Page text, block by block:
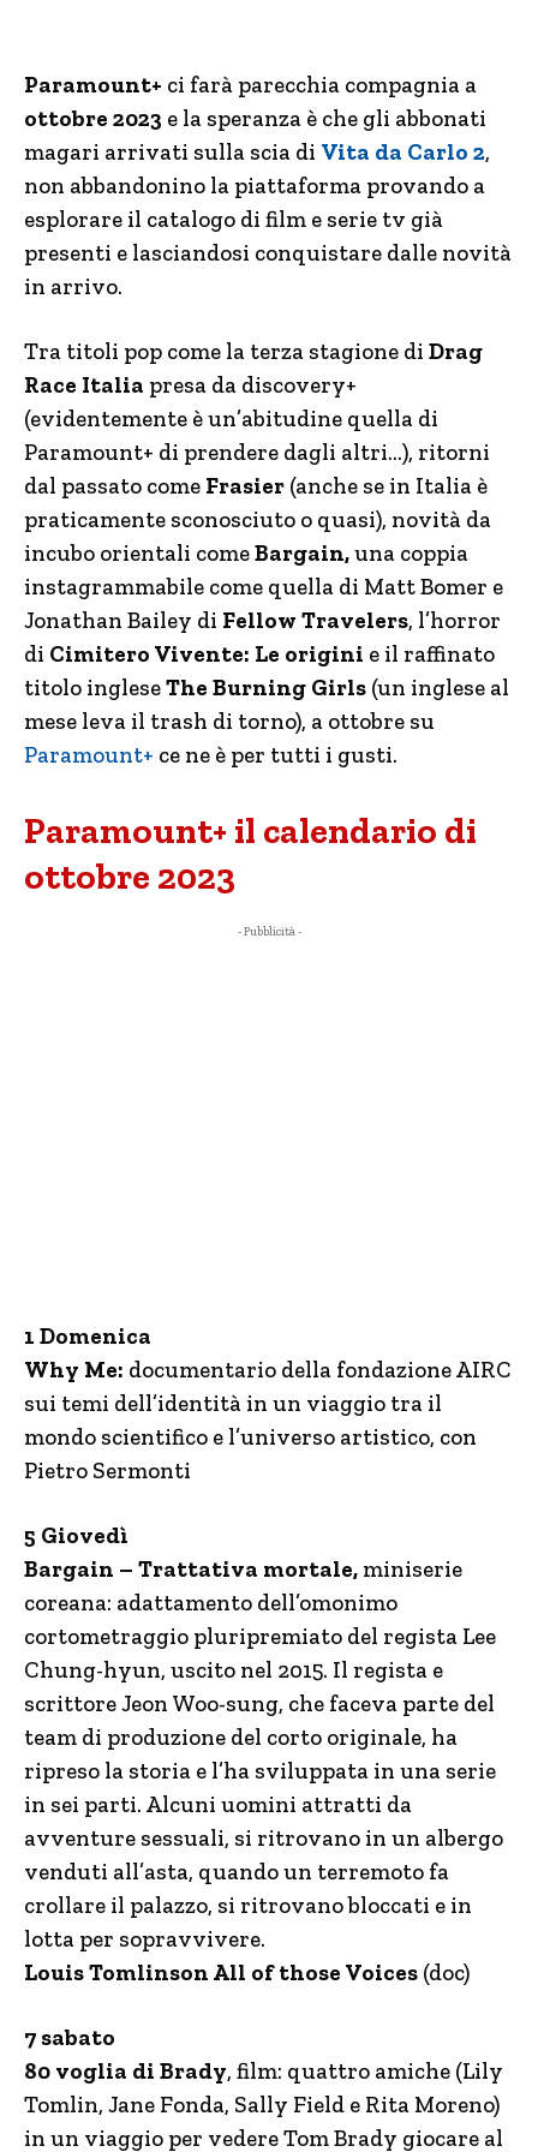
Paramount+ ci farà parecchia compagnia a
ottobre 2023 e la speranza è che gli abbonati
magari arrivati sulla scia di Vita da Carlo 2,
non abbandonino la piattaforma provando a
esplorare il catalogo di film e serie tv già
presenti e lasciandosi conquistare dalle novità
in arrivo.
Tra titoli pop come la terza stagione di Drag
Race Italia presa da discovery+
(evidentemente è un’abitudine quella di
Paramount+ di prendere dagli altri…), ritorni
dal passato come Frasier (anche se in Italia è
praticamente sconosciuto o quasi), novità da
incubo orientali comeBargain,una coppia
instagrammabile come quella di Matt Bomer e
Jonathan Bailey di Fellow Travelers, l’horror
di Cimitero Vivente: Le origini e il raffinato
titolo ingleseThe Burning Girls (un inglese al
mese leva il trash di torno), a ottobre su
Paramount+ ce ne è per tutti i gusti.
Paramount+ il calendario di
ottobre 2023
- Pubblicità -
1 Domenica
Why Me: documentario della fondazione AIRC
sui temi dell’identità in un viaggio tra il
mondo scientifico e l’universo artistico, con
Pietro Sermonti
5 Giovedì
Bargain – Trattativa mortale, miniserie
coreana: adattamento dell’omonimo
cortometraggio pluripremiato del regista Lee
Chung-hyun, uscito nel 2015. Il regista e
scrittore Jeon Woo-sung, che faceva parte del
team di produzione del corto originale, ha
ripreso la storia e l’ha sviluppata in una serie
in sei parti. Alcuni uomini attratti da
avventure sessuali, si ritrovano in un albergo
venduti all’asta, quando un terremoto fa
crollare il palazzo, si ritrovano bloccati e in
lotta per sopravvivere.
Louis Tomlinson All of those Voices (doc)
7 sabato
80 voglia di Brady, film: quattro amiche (Lily
Tomlin, Jane Fonda, Sally Field e Rita Moreno)
in un viaggio per vedere Tom Brady giocare al